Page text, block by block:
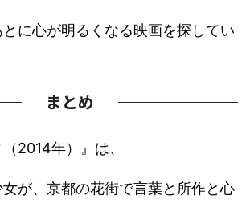
とに心が明るくなる映画を探してい
まとめ
2014年）』は、
が、京都の花街で言葉と所作と心